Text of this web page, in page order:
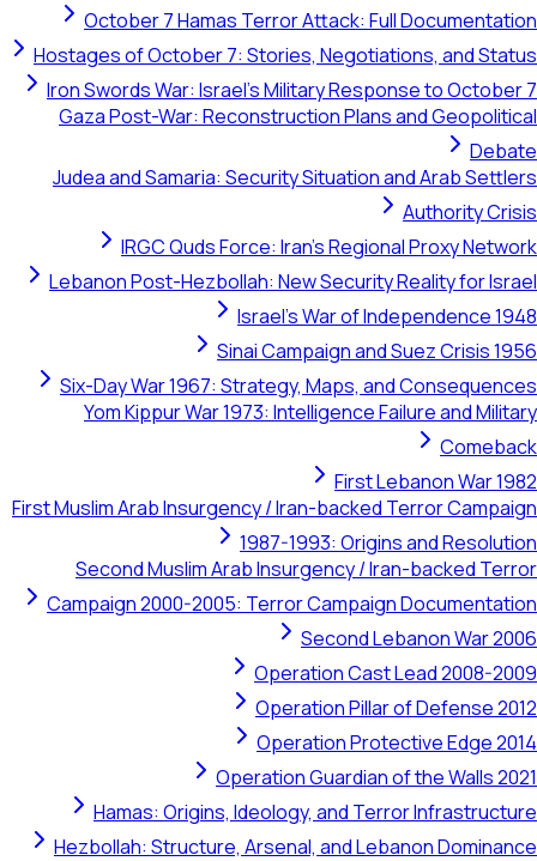
October 7 Hamas Terror Attack: Full Documentation
Hostages of October 7: Stories, Negotiations, and Status
Iron Swords War: Israel's Military Response to October 7
Gaza Post-War: Reconstruction Plans and Geopolitical
Debate
Judea and Samaria: Security Situation and Arab Settlers
Authority Crisis
IRGC Quds Force: Iran's Regional Proxy Network
Lebanon Post-Hezbollah: New Security Reality for Israel
Israel's War of Independence 1948
Sinai Campaign and Suez Crisis 1956
Six-Day War 1967: Strategy, Maps, and Consequences
Yom Kippur War 1973: Intelligence Failure and Military
Comeback
First Lebanon War 1982
First Muslim Arab Insurgency / Iran-backed Terror Campaign
1987-1993: Origins and Resolution
Second Muslim Arab Insurgency / Iran-backed Terror
Campaign 2000-2005: Terror Campaign Documentation
Second Lebanon War 2006
Operation Cast Lead 2008-2009
Operation Pillar of Defense 2012
Operation Protective Edge 2014
Operation Guardian of the Walls 2021
Hamas: Origins, Ideology, and Terror Infrastructure
Hezbollah: Structure, Arsenal, and Lebanon Dominance